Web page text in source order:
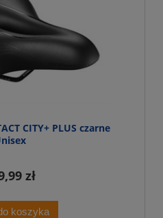
CITY+ PLUS czarne
zł
koszyka